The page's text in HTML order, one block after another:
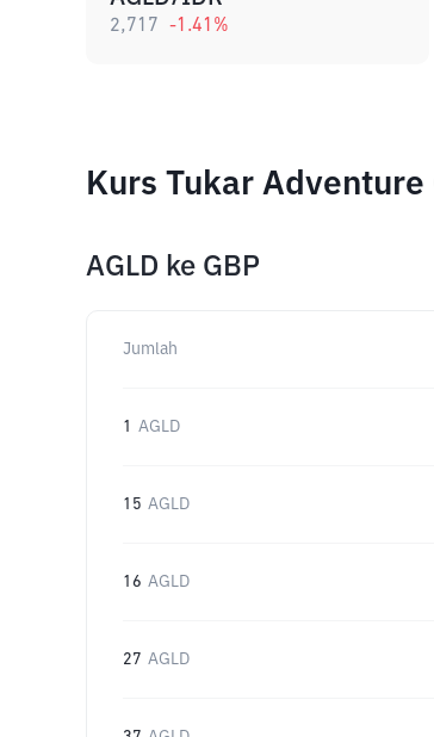
2,717 -1.41 %
Kurs Tukar
AGLD ke GBP
Jumlah
1 AGLD
15 AGLD
16 AGLD
27 AGLD